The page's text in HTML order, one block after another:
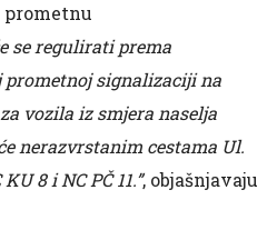
prometnu
se regulirati prema
signalizaciji na
vozila iz smjera naselja
nerazvrstanim cestama Ul.
8 i NC PČ 11.”, objašnjavaju